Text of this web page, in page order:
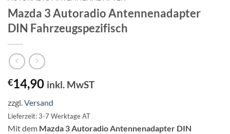
Mazda 3 Autoradio Antennenadapter
DIN Fahrzeugspezifisch
€14,90 inkl. MwST
zzgl.Versand
Lieferzeit: 3-7 Werktage AT
Mit dem Mazda 3 Autoradio Antennenadapter DIN